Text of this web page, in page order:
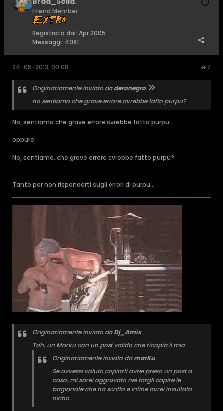
Friend Member
Registrato dal: Apr 2005
Messaggi: 4981
#7
24-05-2013, 00:08
Originariamente inviato daderonegro
no sentiamo che grave errore avrebbe fatto purpu?
No, sentiamo che grave errore avrebbe fatto purpu...
oppure:
No, sentiamo, che grave errore avrebbe fatto purpu?
Tanto per non risponderti sugli errori di purpu...
Originariamente inviato daDj_Amix
Toh, un Marku con un post valido che ricopia il mio
Originariamente inviato damarKu
Se avvessi voluto copiarti avrei preso un post a
caso, mi sarei aggravato nel fargli capire le
bagianate che ha scritto e infine avrei insultato
nicho.